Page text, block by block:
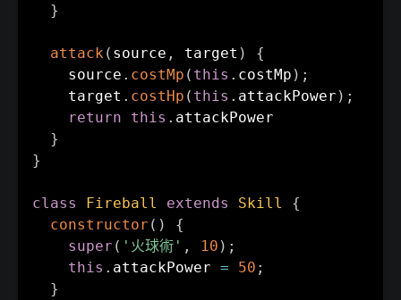
}
attack( source , target )
{
    source
. costMp ( this . costMp ) ;
    target
. costHp ( this . attackPower ) ;
return
this . attackPower
}
}
class Fireball extends Skill
{
constructor ( )
{
super ( '火球術' , 10 ) ;
this . attackPower = 50 ;
}